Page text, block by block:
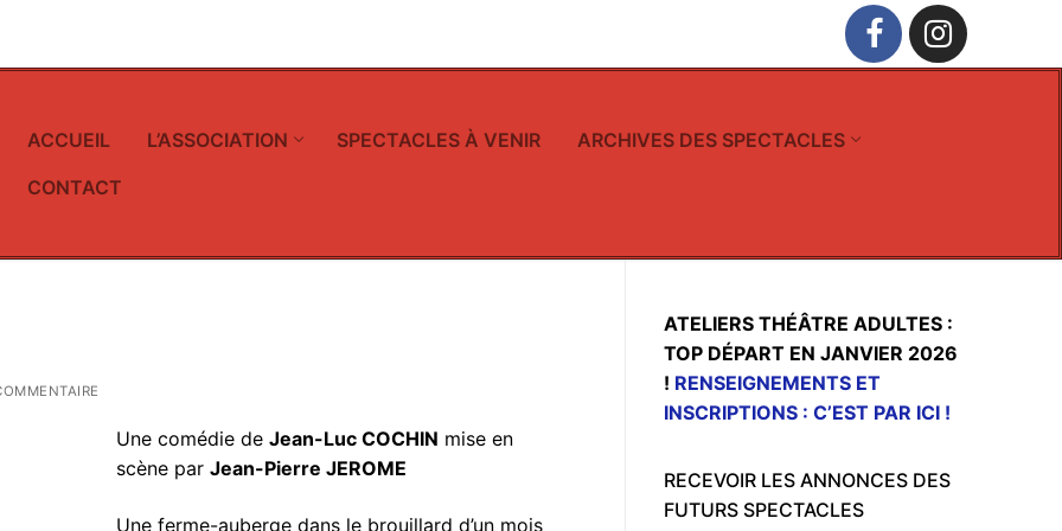
ACCUEIL L’ASSOCIATION SPECTACLES À VENIR
ARCHIVES DES SPECTACLES
CONTACT
Une comédie deJean-Luc COCHIN mise en
scène parJean-Pierre JEROME
Une ferme-auberge dans le brouillard d’un mois
ATELIERS THÉÂTRE ADULTES :
TOP DÉPART EN JANVIER 2026
! RENSEIGNEMENTS ET
INSCRIPTIONS : C’EST PAR ICI !
RECEVOIR LES ANNONCES DES
FUTURS SPECTACLES